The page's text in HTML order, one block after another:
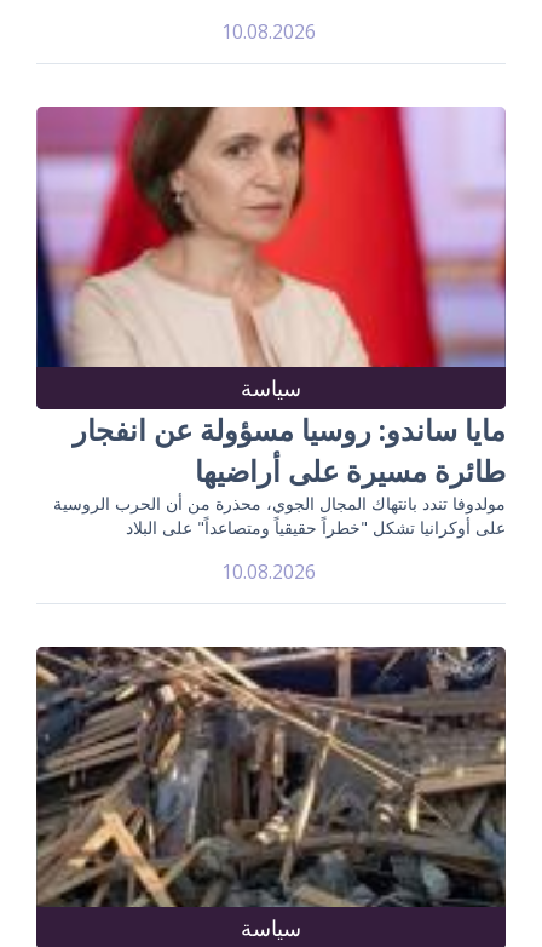
10.08.2026
سياسة
مايا ساندو: روسيا مسؤولة عن انفجار
طائرة مسيرة على أراضيها
مولدوفا تندد بانتهاك المجال الجوي، محذرة من أن الحرب الروسية
على أوكرانيا تشكل "خطراً حقيقياً ومتصاعداً" على البلاد
10.08.2026
سياسة